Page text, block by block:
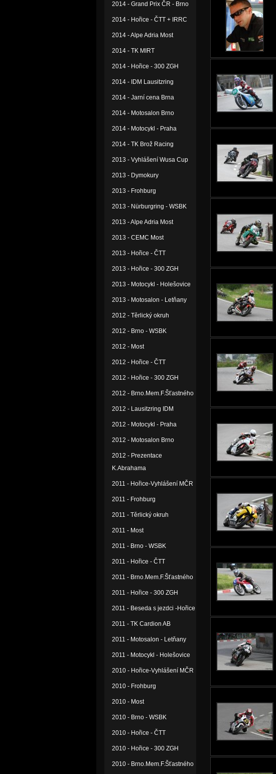
2014 - Grand Prix ČR - Brno
2014 - Hořice - ČTT + IRRC
2014 - Alpe Adria Most
2014 - TK MIRT
2014 - Hořice - 300 ZGH
2014 - IDM Lausitzring
2014 - Jarní cena Brna
2014 - Motosalon Brno
2014 - Motocykl - Praha
2014 - TK Brož Racing
2013 - Vyhlášení Wusa Cup
2013 - Dymokury
2013 - Frohburg
2013 - Nürburgring - WSBK
2013 - Alpe Adria Most
2013 - CEMC Most
2013 - Hořice - ČTT
2013 - Hořice - 300 ZGH
2013 - Motocykl - Holešovice
2013 - Motosalon - Letňany
2012 - Těrlický okruh
2012 - Brno - WSBK
2012 - Most
2012 - Hořice - ČTT
2012 - Hořice - 300 ZGH
2012 - Brno.Mem.F.Šťastného
2012 - Lausitzring IDM
2012 - Motocykl - Praha
2012 - Motosalon Brno
2012 - Prezentace
K.Abrahama
2011 - Hořice-Vyhlášení MČR
2011 - Frohburg
2011 - Těrlický okruh
2011 - Most
2011 - Brno - WSBK
2011 - Hořice - ČTT
2011 - Brno.Mem.F.Šťastného
2011 - Hořice - 300 ZGH
2011 - Beseda s jezdci -Hořice
2011 - TK Cardion AB
2011 - Motosalon - Letňany
2011 - Motocykl - Holešovice
2010 - Hořice-Vyhlášení MČR
2010 - Frohburg
2010 - Most
2010 - Brno - WSBK
2010 - Hořice - ČTT
2010 - Hořice - 300 ZGH
2010 - Brno.Mem.F.Šťastného